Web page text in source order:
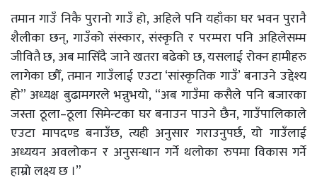
तमान गाउँ निकै पुरानो गाउँ हो, अहिले पनि यहाँका घर भवन पुरानै
शैलीका छन्, गाउँको संस्कार, संस्कृति र परम्परा पनि अहिलेसम्म
जीवितै छ, अब मासिँदै जाने खतरा बढेको छ, यसलाई रोक्न हामीहरु
लागेका छौँ, तमान गाउँलाई एउटा ‘सांस्कृतिक गाउँ’ बनाउने उद्देश्य
हो” अध्यक्ष बुढामगरले भन्नुभयो, “अब गाउँमा कसैले पनि बजारका
जस्ता ठूला–ठूला सिमेन्टका घर बनाउन पाउने छैन, गाउँपालिकाले
एउटा मापदण्ड बनाउँछ, त्यही अनुसार गराउनुपर्छ, यो गाउँलाई
अध्ययन अवलोकन र अनुसन्धान गर्ने थलोका रुपमा विकास गर्ने
हाम्रो लक्ष्य छ ।”